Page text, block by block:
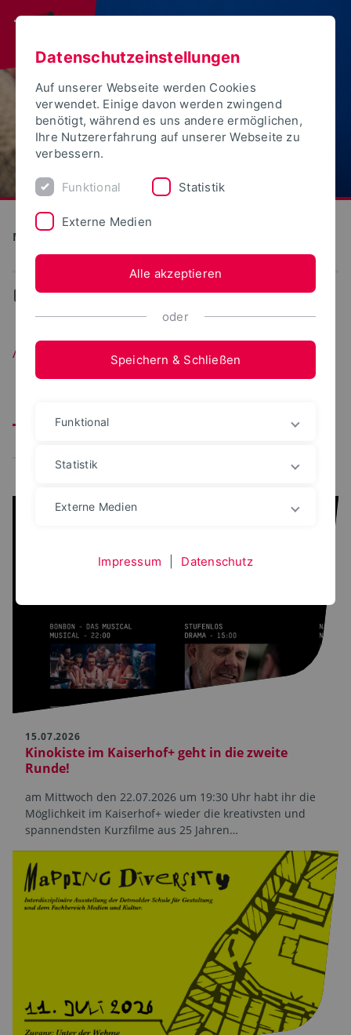
Medien und Kultur
... Aktuelles
Aktuelles
15.07.2026
Kinokiste im Kaiserhof+ geht in die zweite
Runde!
am Mittwoch den 22.07.2026 um 19:30 Uhr habt ihr die
Möglichkeit im Kaiserhof+ wieder die kreativsten und
spannendsten Kurzfilme aus 25 Jahren…
Datenschutzeinstellungen
Auf unserer Webseite werden Cookies
verwendet. Einige davon werden zwingend
benötigt, während es uns andere ermöglichen,
Ihre Nutzererfahrung auf unserer Webseite zu
verbessern.
Funktional Statistik
Externe Medien
Alle akzeptieren
oder
Speichern & Schließen
Funktional
Statistik
Externe Medien
Impressum Datenschutz